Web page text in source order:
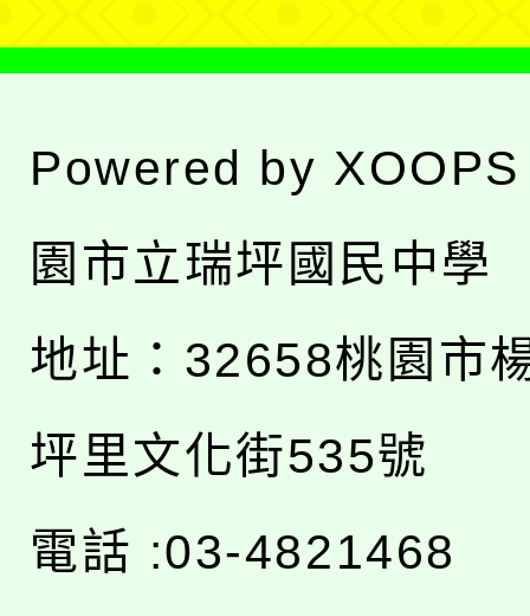
Powered by XOOPS
園市立瑞坪國民中學
地址： 32658桃園市
坪里文化街535號
電話 :03-4821468